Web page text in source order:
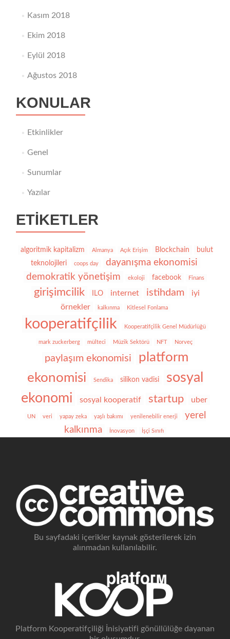
Kasım 2018
Ekim 2018
Eylül 2018
Ağustos 2018
KONULAR
Etkinlikler
Genel
Sunumlar
Yazılar
ETIKETLER
algoritmik kapitalizm Almanya Açık Erişim Blockchain
bulut
teknolojileri
coops day
dayanışma ekonomisi
demokratik yönetişim
ekoloji facebook Finans
girişimcilik ILO internet istihdam
iyi
örnekler
kalkınma Kitlesel Fonlama
kooperatifçilik Kooperatifçilik Genel Müdürlüğü
mark zuckerberg mülteci Müzik Sektörü NFT Norveç
paylaşım ekonomisi
platform
ekonomisi
Sendika silikon vadisi
sosyal
ekonomi
sosyal kooperatif startup uber
UN veri yapay zeka yaşlı bakımı yenilenebilir enerji
yerel
kalkınma
İnovasyon İşçi Sınıfı
Bu sayfadaki içerikler kaynak gösterilerek izin
alınmadan kullanılabilir.
Platform Kooperatifçiliği İnisiyatifi gönüllülüğe dayanan